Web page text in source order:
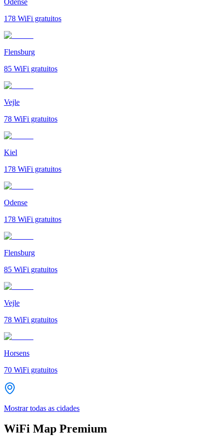
178 WiFi gratuitos
Flensburg
85 WiFi gratuitos
Vejle
78 WiFi gratuitos
Kiel
178 WiFi gratuitos
Odense
178 WiFi gratuitos
Flensburg
85 WiFi gratuitos
Vejle
78 WiFi gratuitos
Horsens
70 WiFi gratuitos
Mostrar todas as cidades
WiFi Map Premium